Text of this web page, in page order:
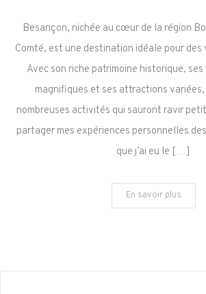
Besançon, nichée au cœur de la région
Comté, est une destination idéale pour des
Avec son riche patrimoine historique,
magnifiques et ses attractions
nombreuses activités qui sauront ravir
partager mes expériences personnelles
que j’ai eu le […]
En savoir plus